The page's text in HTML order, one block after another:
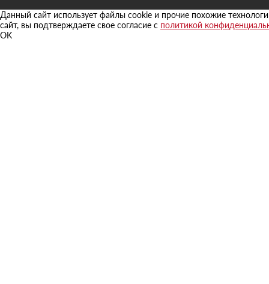
Данный сайт использует файлы cookie и прочие похожие
сайт, вы подтверждаете свое согласие с политикой
OK